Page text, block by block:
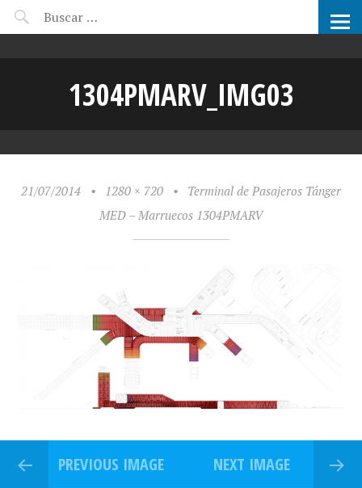
CANDIDATOS ARCHIPRIX
1304PMARV_IMG03
21/07/2014 • 1280 × 720 •
Terminal de Pasajeros Tánger
MED – Marruecos 1304PMARV
PREVIOUS IMAGE NEXT IMAGE